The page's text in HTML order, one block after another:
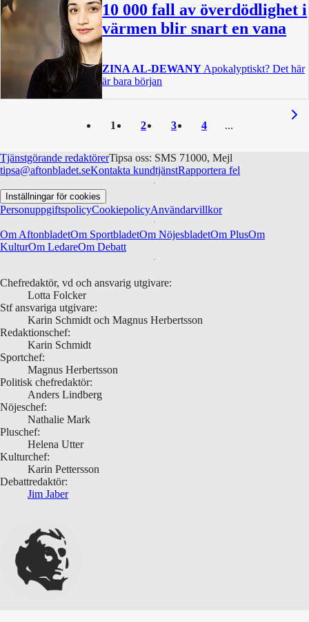
10 000 fall av överdödlighet i
värmen blir snart en vana
ZINA AL-DEWANY Apokalyptiskt? Det här
är bara början
1 2 3 4
Tjänstgörande redaktörerTipsa oss: SMS 71000, Mejl
tipsa@aftonbladet.seKontakta kundtjänstRapportera fel
Inställningar för cookies
PersonuppgiftspolicyCookiepolicyAnvändarvillkor
Om AftonbladetOm SportbladetOm NöjesbladetOm PlusOm
KulturOm LedareOm Debatt
Chefredaktör, vd och ansvarig utgivare:
Lotta Folcker
Stf ansvariga utgivare:
Karin Schmidt och Magnus Herbertsson
Redaktionschef:
Karin Schmidt
Sportchef:
Magnus Herbertsson
Politisk chefredaktör:
Anders Lindberg
Nöjeschef:
Nathalie Mark
Pluschef:
Helena Utter
Kulturchef:
Karin Pettersson
Debattredaktör:
Jim Jaber